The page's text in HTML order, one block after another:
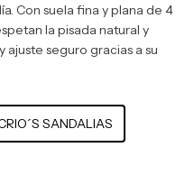
Con suela fina y plana de 4
la pisada natural y
seguro gracias a su
SANDALIAS